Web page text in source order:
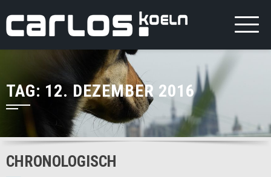
TAG: 12. DEZEMBER 2016
CHRONOLOGISCH